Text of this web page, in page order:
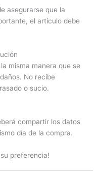
asegurarse que la
el artículo debe
misma manera que se
No recibe
o sucio.
compartir los datos
día de la compra.
preferencia!